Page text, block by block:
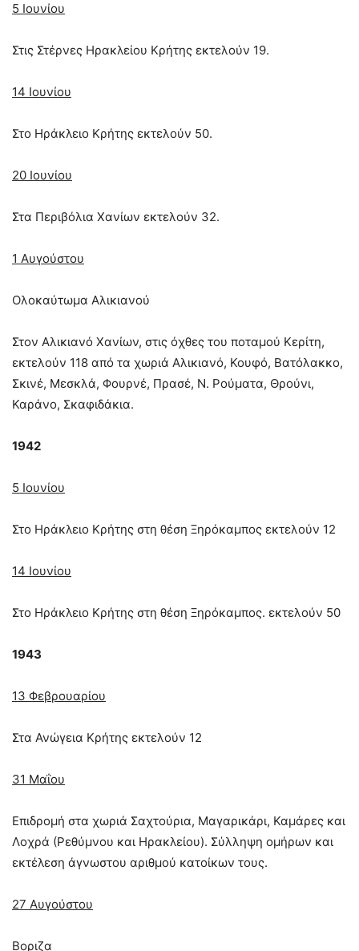
5 Ιουνίου
Στις Στέρνες Ηρακλείου Κρήτης εκτελούν 19.
14 Ιουνίου
Στο Ηράκλειο Κρήτης εκτελούν 50.
20 Ιουνίου
Στα Περιβόλια Χανίων εκτελούν 32.
1 Αυγούστου
Ολοκαύτωμα Αλικιανού
Στον Αλικιανό Χανίων, στις όχθες του ποταµού Κερίτη,
εκτελούν 118 από τα χωριά Αλικιανό, Κουφό, Βατόλακκο,
Σκινέ, Μεσκλά, Φουρνέ, Πρασέ, Ν. Ρούµατα, Θρούνι,
Καράνο, Σκαφιδάκια.
1942
5 Ιουνίου
Στο Ηράκλειο Κρήτης στη θέση Ξηρόκαµπος εκτελούν 12
14 Ιουνίου
Στο Ηράκλειο Κρήτης στη θέση Ξηρόκαµπος. εκτελούν 50
1943
13 Φεβρουαρίου
Στα Ανώγεια Κρήτης εκτελούν 12
31 Μαΐου
Επιδροµή στα χωριά Σαχτούρια, Μαγαρικάρι, Καµάρες και
Λοχρά (Ρεθύµνου και Ηρακλείου). Σύλληψη οµήρων και
εκτέλεση άγνωστου αριθµού κατοίκων τους.
27 Αυγούστου
Βοριζα